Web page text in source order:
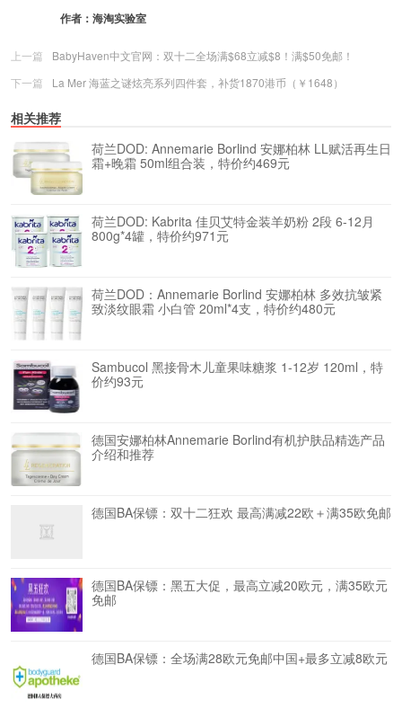
作者： 海淘实验室
上一篇
BabyHaven中文官网：双十二全场满$68立减$8！满$50免邮！
下一篇
La Mer 海蓝之谜炫亮系列四件套，补货1870港币（￥1648）
相关推荐
荷兰DOD: Annemarie Borlind 安娜柏林 LL赋活再生日
霜+晚霜 50ml组合装，特价约469元
荷兰DOD: Kabrita 佳贝艾特金装羊奶粉 2段 6-12月
800g*4罐，特价约971元
荷兰DOD：Annemarie Borlind 安娜柏林 多效抗皱紧
致淡纹眼霜 小白管 20ml*4支，特价约480元
Sambucol 黑接骨木儿童果味糖浆 1-12岁 120ml，特
价约93元
德国安娜柏林Annemarie Borlind有机护肤品精选产品
介绍和推荐
德国BA保镖：双十二狂欢 最高满减22欧＋满35欧免邮
德国BA保镖：黑五大促，最高立减20欧元，满35欧元
免邮
德国BA保镖：全场满28欧元免邮中国+最多立减8欧元